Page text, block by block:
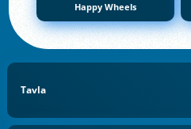
Happy Wheels
Tavla